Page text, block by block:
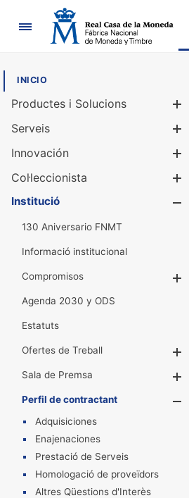
Navegació
INICIO
Productes i Solucions
Serveis
Innovación
Col·leccionista
Institució
130 Aniversario FNMT
Informació institucional
Compromisos
Agenda 2030 y ODS
Estatuts
Ofertes de Treball
Sala de Premsa
Perfil de contractant
Adquisiciones
Enajenaciones
Prestació de Serveis
Homologació de proveïdors
Altres Qüestions d'Interès